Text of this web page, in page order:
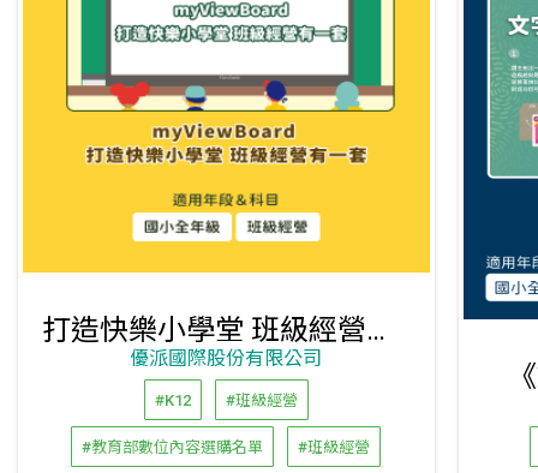
打造快樂小學堂 班級經營有一套
優派國際股份有限公司
#K12 #班級經營
#教育部數位內容選購名單 #班級經營